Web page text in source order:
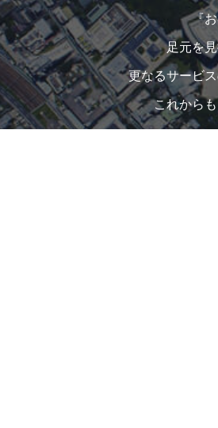
『
足元を
更なるサービ
これから